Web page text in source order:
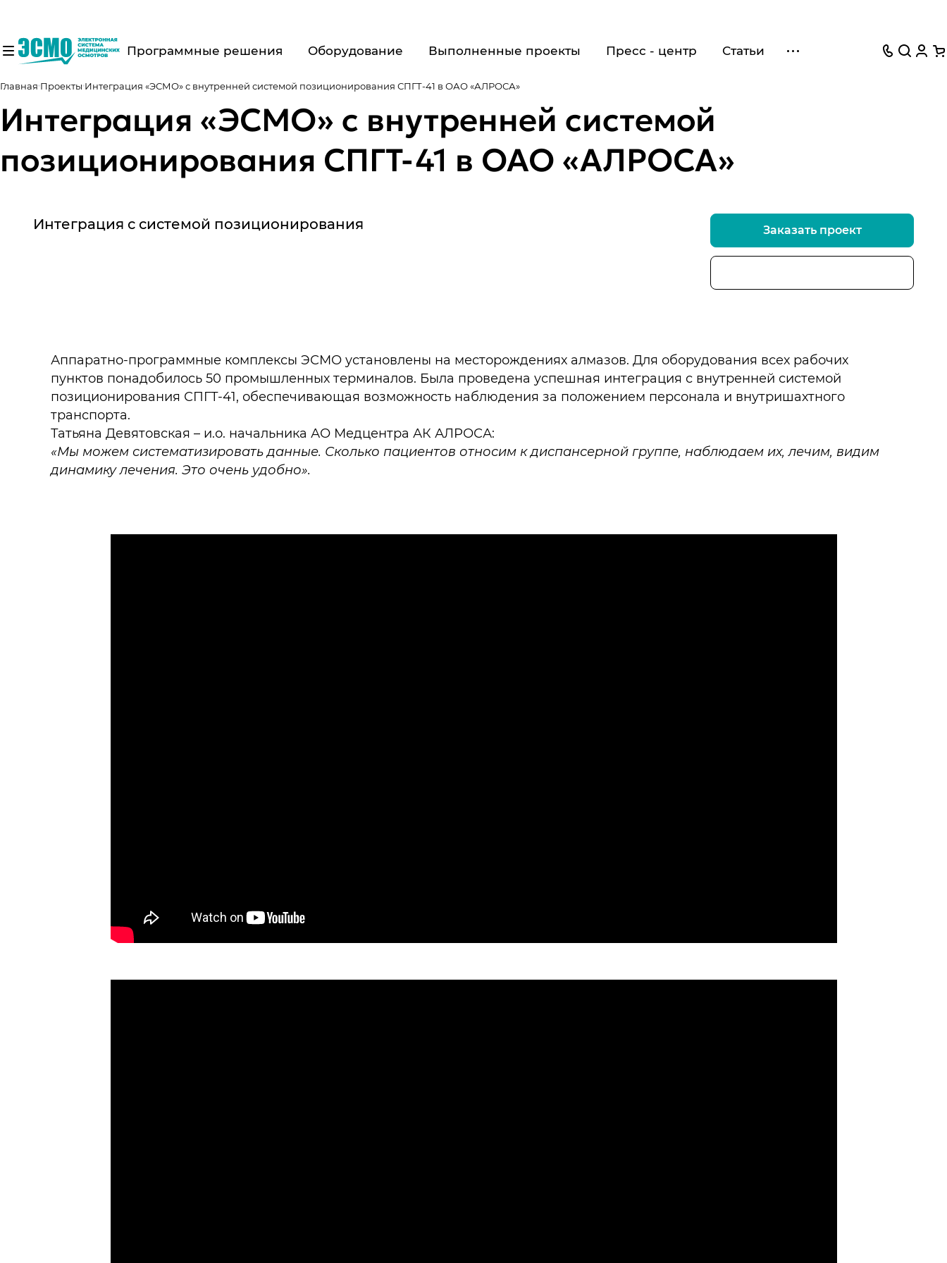
Программные решения Оборудование Выполненные проекты Пресс - центр Статьи
Главная Проекты Интеграция «ЭСМО» с внутренней системой позиционирования СПГТ-41 в ОАО «АЛРОСА»
Интеграция «ЭСМО» с внутренней системой
позиционирования СПГТ-41 в ОАО «АЛРОСА»
Интеграция с системой позиционирования Заказать проект
Аппаратно-программные комплексы ЭСМО установлены на месторождениях алмазов. Для оборудования всех рабочих
пунктов понадобилось 50 промышленных терминалов. Была проведена успешная интеграция с внутренней системой
позиционирования СПГТ-41, обеспечивающая возможность наблюдения за положением персонала и внутришахтного
транспорта.
Татьяна Девятовская – и.о. начальника АО Медцентра АК АЛРОСА:
«Мы можем систематизировать данные. Сколько пациентов относим к диспансерной группе, наблюдаем их, лечим, видим
динамику лечения. Это очень удобно».